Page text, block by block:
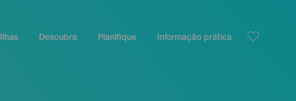
Ilhas Descubra Planifique Informação prática